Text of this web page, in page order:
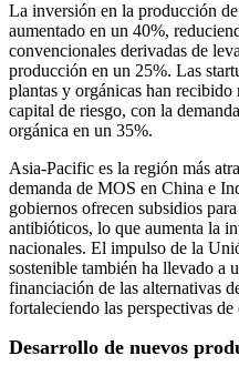
La inversión en la producción
aumentado en un 40%,
convencionales derivadas de
producción en un 25%. Las
plantas y orgánicas han
capital de riesgo, con la
orgánica en un 35%.
Asia-Pacific es la región más
demanda de MOS en China e
gobiernos ofrecen subsidios
antibióticos, lo que aumenta la
nacionales. El impulso de la
sostenible también ha llevado a
financiación de las alternativas
fortaleciendo las perspectivas
Desarrollo de nuevos